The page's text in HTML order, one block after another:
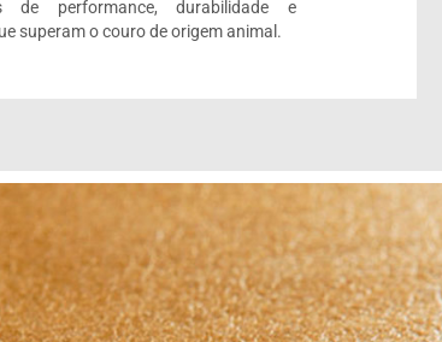
de performance, durabilidade e
superam o couro de origem animal.